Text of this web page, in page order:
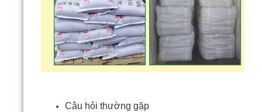
Câu hỏi thường gặp